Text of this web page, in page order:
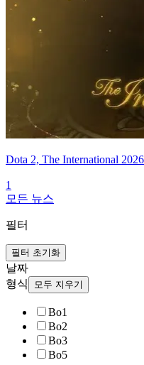
Dota 2, The International
1
모든 뉴스
필터
필터 초기화
날짜
형식
모두 지우기
Bo1
Bo2
Bo3
Bo5